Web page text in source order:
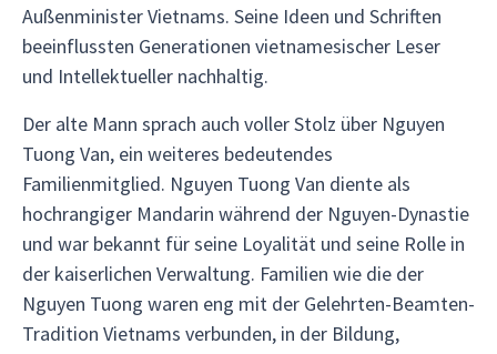
Außenminister Vietnams. Seine Ideen und Schriften
beeinflussten Generationen vietnamesischer Leser
und Intellektueller nachhaltig.
Der alte Mann sprach auch voller Stolz über Nguyen
Tuong Van, ein weiteres bedeutendes
Familienmitglied. Nguyen Tuong Van diente als
hochrangiger Mandarin während der Nguyen-Dynastie
und war bekannt für seine Loyalität und seine Rolle in
der kaiserlichen Verwaltung. Familien wie die der
Nguyen Tuong waren eng mit der Gelehrten-Beamten-
Tradition Vietnams verbunden, in der Bildung,